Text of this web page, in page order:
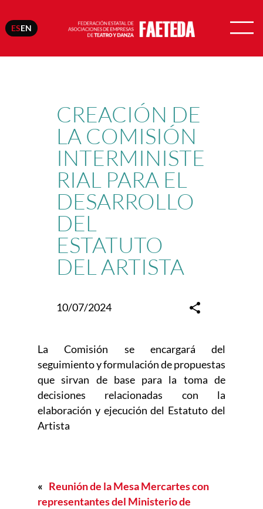
ESEN
Saltar
CREACIÓN DE
LA COMISIÓN
INTERMINISTE
RIAL PARA EL
DESARROLLO
DEL
ESTATUTO
DEL ARTISTA
10/07/2024
La Comisión se encargará del
seguimiento y formulación de propuestas
que sirvan de base para la toma de
decisiones relacionadas con la
elaboración y ejecución del Estatuto del
Artista
« Reunión de la Mesa Mercartes con
representantes del Ministerio de